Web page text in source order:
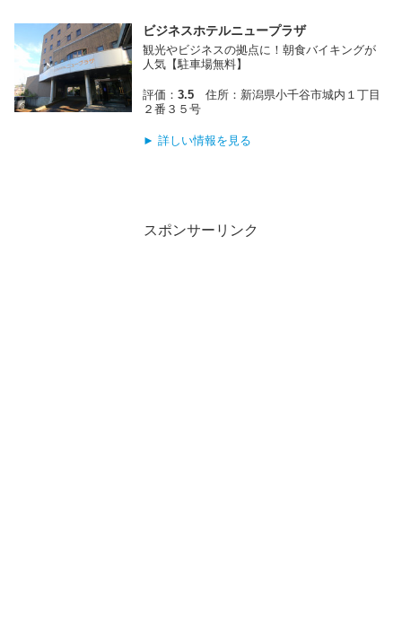
ビジネスホテルニュープラザ
観光やビジネスの拠点に！朝食バイキングが
人気【駐車場無料】
評価：3.5 住所：新潟県小千谷市城内１丁目
２番３５号
► 詳しい情報を見る
スポンサーリンク